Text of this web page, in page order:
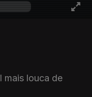
mais louca de